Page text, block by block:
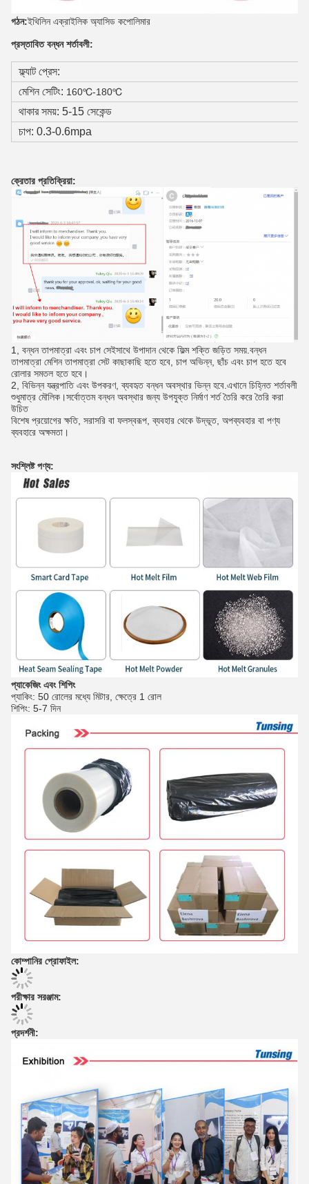
গঠন:ইথিলিন এক্রাইলিক অ্যাসিড কপোলিমার
প্রস্তাবিত বন্ধন শর্তাবলী:
ফ্ল্যাট প্রেস:
মেশিন সেটিং: 160℃-180℃
থাকার সময়: 5-15 সেকেন্ড
চাপ: 0.3-0.6mpa
ক্রেতার প্রতিক্রিয়া:
1, বন্ধন তাপমাত্রা এবং চাপ সেইসাথে উপাদান থেকে ফিল্ম শক্তি জড়িত সময়.বন্ধন
তাপমাত্রা মেশিন তাপমাত্রা সেট কাছাকাছি হতে হবে, চাপ অভিন্ন, ছাঁচ এবং চাপ হতে হবে
রোলার সমতল হতে হবে।
2, বিভিন্ন যন্ত্রপাতি এবং উপকরণ, ব্যবহৃত বন্ধন অবস্থার ভিন্ন হবে.এখানে চিহ্নিত শর্তাবলী
শুধুমাত্র মৌলিক।সর্বোত্তম বন্ধন অবস্থার জন্য উপযুক্ত নির্মাণ শর্ত তৈরি করে তৈরি করা
উচিত
বিশেষ প্রয়োগের ক্ষতি, সরাসরি বা ফলস্বরূপ, ব্যবহার থেকে উদ্ভূত, অপব্যবহার বা পণ্য
ব্যবহারে অক্ষমতা।
সংশ্লিষ্ট পণ্য:
প্যাকেজিং এবং শিপিং
প্যাকিং: 50 রোলের মধ্যে মিটার, ক্ষেত্রে 1 রোল
শিপিং: 5-7 দিন
কোম্পানির প্রোফাইল:
পরীক্ষার সরঞ্জাম:
প্রদর্শনী: